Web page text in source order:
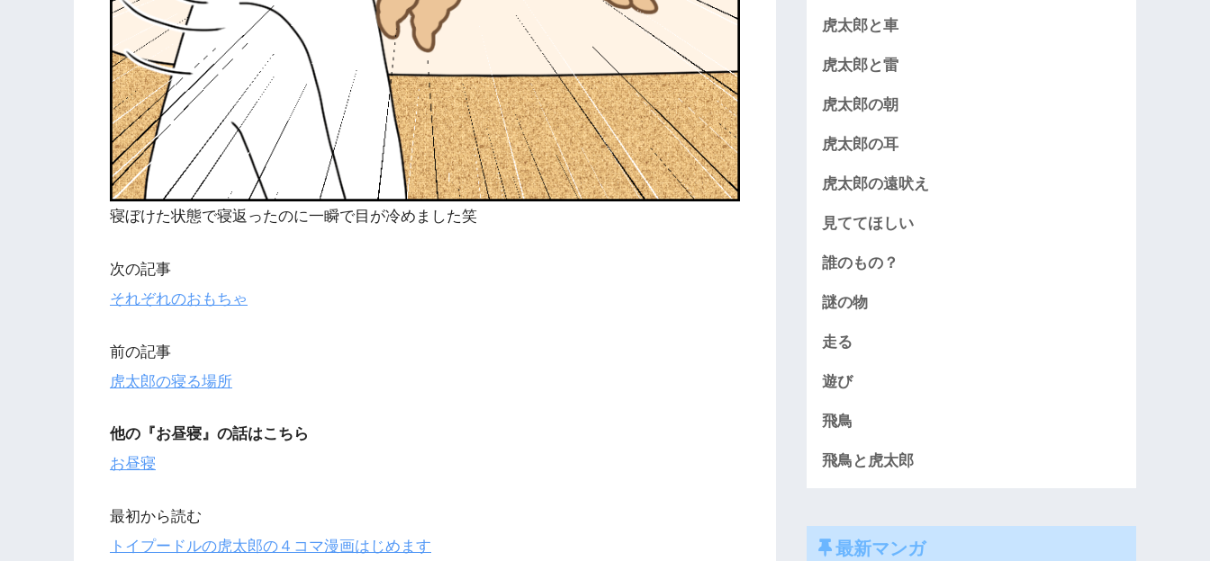
寝ぼけた状態で寝返ったのに一瞬で目が冷めました笑
次の記事
それぞれのおもちゃ
前の記事
虎太郎の寝る場所
他の『お昼寝』の話はこちら
お昼寝
最初から読む
トイプードルの虎太郎の４コマ漫画はじめます
虎太郎と車
虎太郎と雷
虎太郎の朝
虎太郎の耳
虎太郎の遠吠え
見ててほしい
誰のもの？
謎の物
走る
遊び
飛鳥
飛鳥と虎太郎
最新マンガ